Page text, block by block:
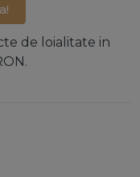
de loialitate in